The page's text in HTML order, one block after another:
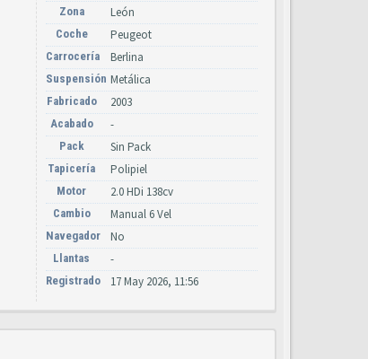
Zona León
Coche Peugeot
Carrocería Berlina
Suspensión Metálica
Fabricado 2003
Acabado -
Pack Sin Pack
Tapicería Polipiel
Motor 2.0 HDi 138cv
Cambio Manual 6 Vel
Navegador No
Llantas -
Registrado 17 May 2026, 11:56